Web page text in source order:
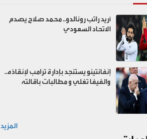
أريد راتب رونالدو.. محمد صلاح يصدم
الاتحاد السعودي
إنفانتينو يستنجد بإدارة ترامب لإنقاذه..
والفيفا تغلي و مطالبات باقالته
المزيد